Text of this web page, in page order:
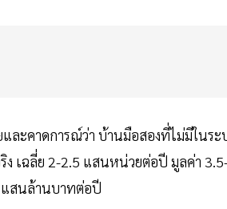
ละคาดการณ์ว่า บ้านมือสองที่ไม่มีในระ
ง เฉลี่ย 2-2.5 แสนหน่วยต่อปี มูลค่า
แสนล้านบาทต่อปี